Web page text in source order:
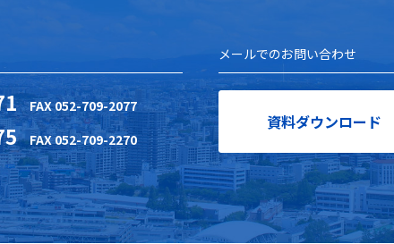
FAX 052-709-2077
FAX 052-709-2270
メールでのお問い合わせ
資料ダウンロード